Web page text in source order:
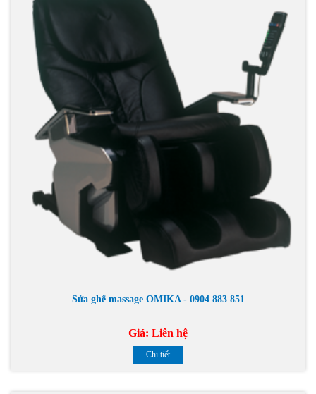
Sửa ghế massage OMIKA - 0904 883 851
Giá: Liên hệ
Chi tiết